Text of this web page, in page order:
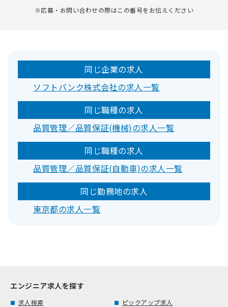
※応募・お問い合わせの際はこの番号をお伝えください
同じ企業の求人
ソフトバンク株式会社の求人一覧
同じ職種の求人
品質管理／品質保証(機械)の求人一覧
同じ職種の求人
品質管理／品質保証(自動車)の求人一覧
同じ勤務地の求人
東京都の求人一覧
エンジニア求人を探す
求人検索
ピックアップ求人